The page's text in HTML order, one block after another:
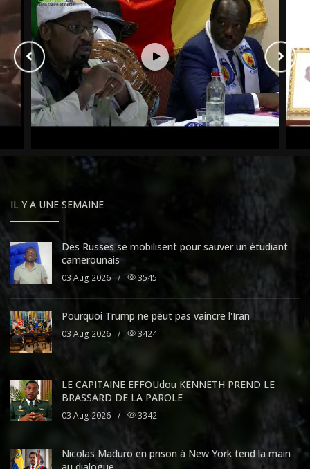
IL Y A UNE SEMAINE
Des Russes se mobilisent pour sauver un étudiant
camerounais
03 Aug 2026 / 3545
Pourquoi Trump ne peut pas vaincre l'Iran
03 Aug 2026 / 3424
LE CAPITAINE EFFOUdou KENNETH PREND LE
BRASSARD DE LA PAROLE
03 Aug 2026 / 3342
Nicolas Maduro en prison à New York tend la main